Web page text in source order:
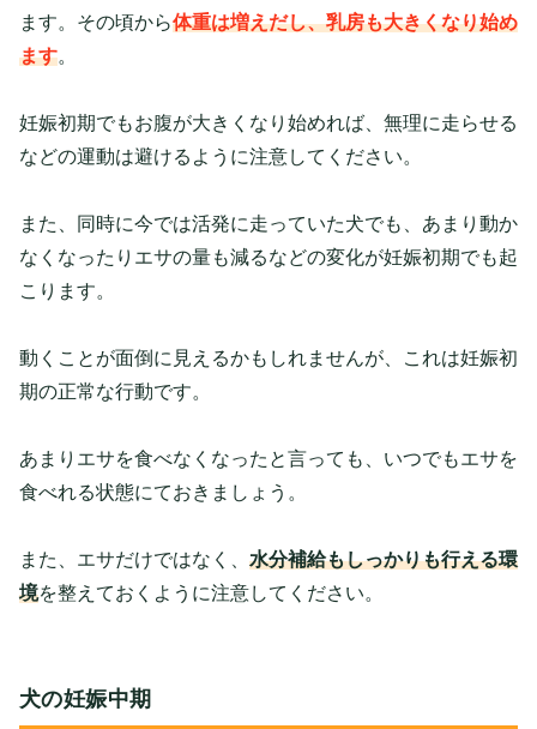
ます。その頃から体重は増えだし、乳房も大きくなり始め
ます。
妊娠初期でもお腹が大きくなり始めれば、無理に走らせる
などの運動は避けるように注意してください。
また、同時に今では活発に走っていた犬でも、あまり動か
なくなったりエサの量も減るなどの変化が妊娠初期でも起
こります。
動くことが面倒に見えるかもしれませんが、これは妊娠初
期の正常な行動です。
あまりエサを食べなくなったと言っても、いつでもエサを
食べれる状態にておきましょう。
また、エサだけではなく、 水分補給もしっかりも行える環
境を整えておくように注意してください。
犬の妊娠中期